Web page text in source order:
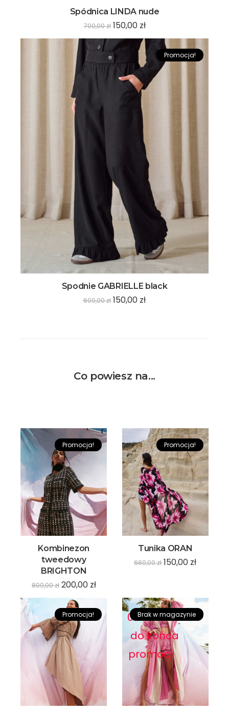
Spódnica LINDA nude
700,00zł 150,00 zł
Promocja!
Spodnie GABRIELLE black
600,00zł 150,00 zł
Co powiesz na...
Promocja!
Kombinezon
tweedowy
BRIGHTON
800,00zł 200,00 zł
Promocja!
Tunika ORAN
660,00zł 150,00 zł
Promocja! Promocja!
Brak w magazynie
00:00:00:00
do końca
promocji